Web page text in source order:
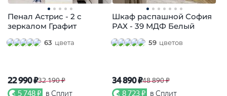
Пенал Астрис - 2 с
зеркалом Графит
63 цвета
22 990 ₽32 190 ₽
5 748 ₽ в Сплит
Шкаф распашной София
РАХ - 39 МДФ Белый
59 цветов
34 890 ₽48 890 ₽
8 723 ₽ в Сплит